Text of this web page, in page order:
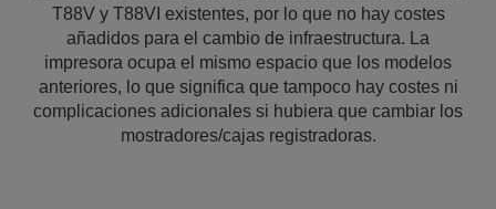
T88V y T88VI existentes, por lo que no hay costes
añadidos para el cambio de infraestructura. La
impresora ocupa el mismo espacio que los modelos
anteriores, lo que significa que tampoco hay costes ni
complicaciones adicionales si hubiera que cambiar los
mostradores/cajas registradoras.